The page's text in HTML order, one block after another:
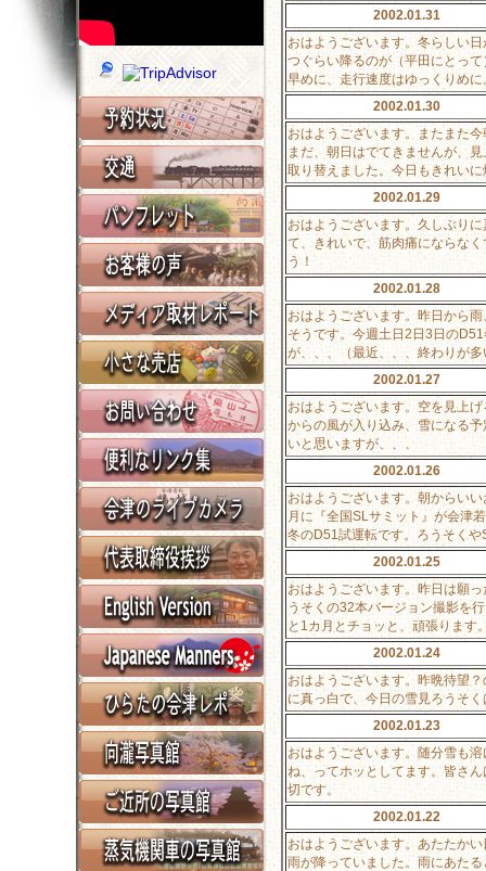
2002.01.31
おはようございます。冬らしい
つぐらい降るのが（平田にとっ
早めに、走行速度はゆっくりめに
2002.01.30
おはようございます。またまた
まだ、朝日はでてきませんが、
取り替えました。今日もきれい
2002.01.29
おはようございます。久しぶり
て、きれいで、筋肉痛にならな
う！
2002.01.28
おはようございます。昨日から
そうです。今週土日2日3日の
が、、、（最近、、、終わりが
2002.01.27
おはようございます。空を見上
からの風が入り込み、雪になる
いと思いますが、、、
2002.01.26
おはようございます。朝からい
月に『全国SLサミット』が会津
冬のD51試運転です。ろうそく
2002.01.25
おはようございます。昨日は願
うそくの32本バージョン撮影を
と1カ月とチョッと、頑張ります
2002.01.24
おはようございます。昨晩待望
に真っ白で、今日の雪見ろうそ
2002.01.23
おはようございます。随分雪も
ね、ってホッとしてます。皆さ
切です。
2002.01.22
おはようございます。あたたか
雨が降っていました。雨にあた